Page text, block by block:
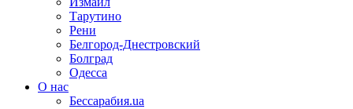
Тарутино
Рени
Белгород-Днестровский
Болград
Одесса
О нас
Бессарабия.ua